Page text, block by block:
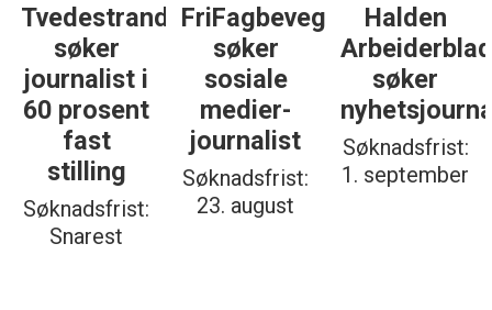
Tvedestrandsposten
søker
journalist i
60 prosent
fast
stilling
Søknadsfrist:
Snarest
FriFagbevegelse
søker
sosiale
medier-
journalist
Søknadsfrist:
23. august
Halden
Arbeiderblad
søker
Søknadsfrist:
1. september